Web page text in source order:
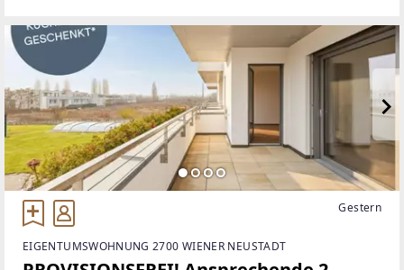
Gestern
EIGENTUMSWOHNUNG 2700 WIENER NEUSTADT